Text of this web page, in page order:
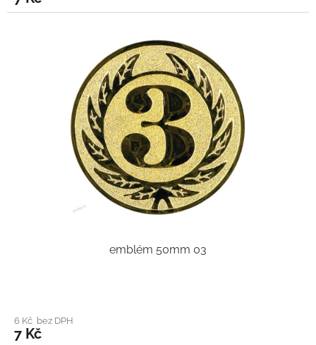
emblém 50mm 03
6 Kč bez DPH
7 Kč